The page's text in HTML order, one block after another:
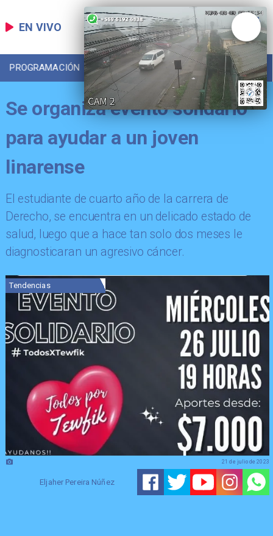
EN VIVO
PROGRAMACIÓN LOCAL DEPORTES
Se organiza evento solidario
para ayudar a un joven
linarense
El estudiante de cuarto año de la carrera de
Derecho, se encuentra en un delicado estado de
salud, luego que a hace tan solo dos meses le
diagnosticaran un agresivo cáncer.
Tendencias
Eljaher Pereira Núñez
21 de julio de 2023